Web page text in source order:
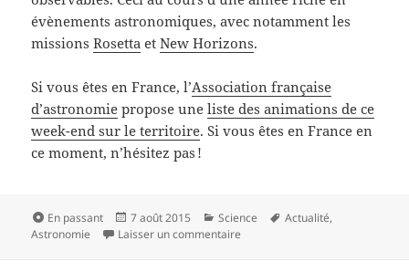
évènements astronomiques, avec notamment les
missionsRosetta etNew Horizons.
Si vous êtes en France, l’Association française
d’astronomie propose uneliste des animations de ce
week-end sur le territoire. Si vous êtes en France en
ce moment, n’hésitez pas !
Format
En passant
Publié
le
7 août 2015 Catégories
Science
Mots-
Actualité,
Astronomie
Laisser un commentaire